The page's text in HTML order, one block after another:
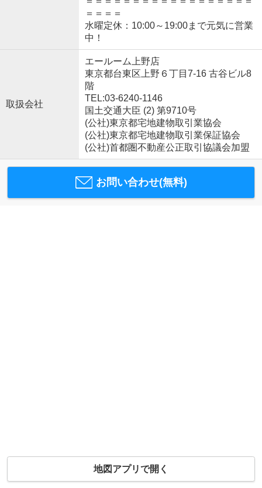
＝＝＝＝
水曜定休：10:00～19:00まで元気に営業
中！
取扱会社
エールーム上野店
東京都台東区上野６丁目7-16 古谷ビル8
階
TEL:03-6240-1146
国土交通大臣 (2) 第9710号
(公社)東京都宅地建物取引業協会
(公社)東京都宅地建物取引業保証協会
(公社)首都圏不動産公正取引協議会加盟
お問い合わせ(無料)
地図アプリで開く